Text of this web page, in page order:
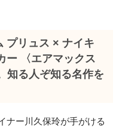
プリュス × ナイキ
ー 〈エアマックス
知る人ぞ知る名作を
ナー川久保玲が手がける